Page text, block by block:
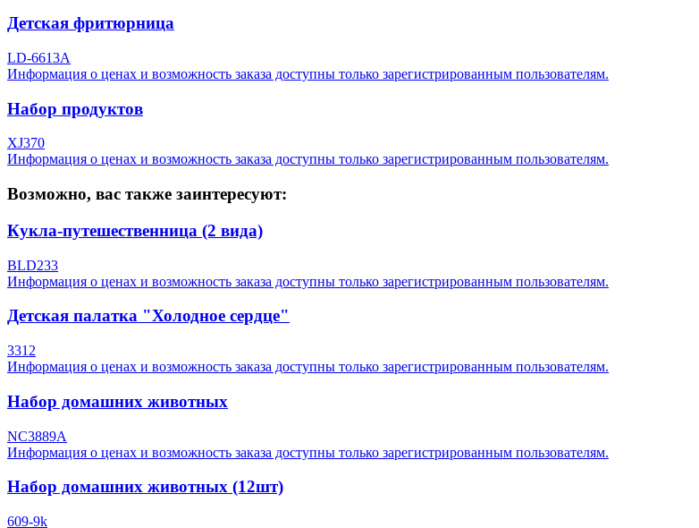
Детская фритюрница
LD-6613A
Информация о ценах и возможность заказа доступны только зарегистрированным пользователям.
Набор продуктов
XJ370
Информация о ценах и возможность заказа доступны только зарегистрированным пользователям.
Возможно, вас также заинтересуют:
Кукла-путешественница (2 вида)
BLD233
Информация о ценах и возможность заказа доступны только зарегистрированным пользователям.
Детская палатка "Холодное сердце"
3312
Информация о ценах и возможность заказа доступны только зарегистрированным пользователям.
Набор домашних животных
NC3889A
Информация о ценах и возможность заказа доступны только зарегистрированным пользователям.
Набор домашних животных (12шт)
609-9k